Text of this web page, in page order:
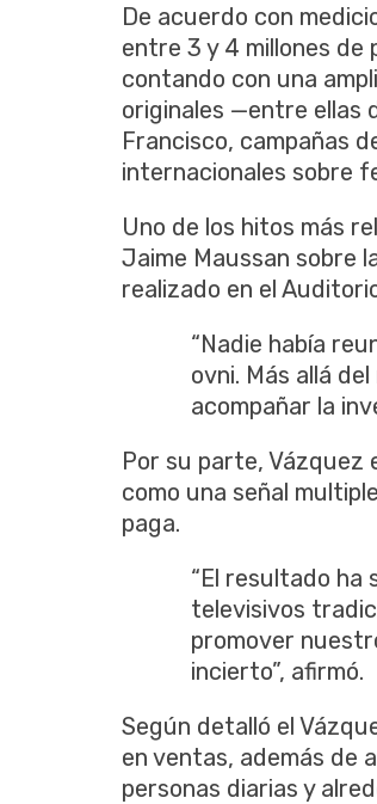
De acuerdo con
entre 3 y 4 millones de
contando con una
originales —entre ellas
Francisco, campañas
internacionales sobre
Uno de los hitos más
Jaime Maussan sobre
realizado en el
“Nadie había
ovni. Más allá
acompañar la
Por su parte, Vázquez
como una señal
paga.
“El resultado ha
televisivos
promover
incierto”, afirmó.
Según detalló el
en ventas, además de
personas diarias y